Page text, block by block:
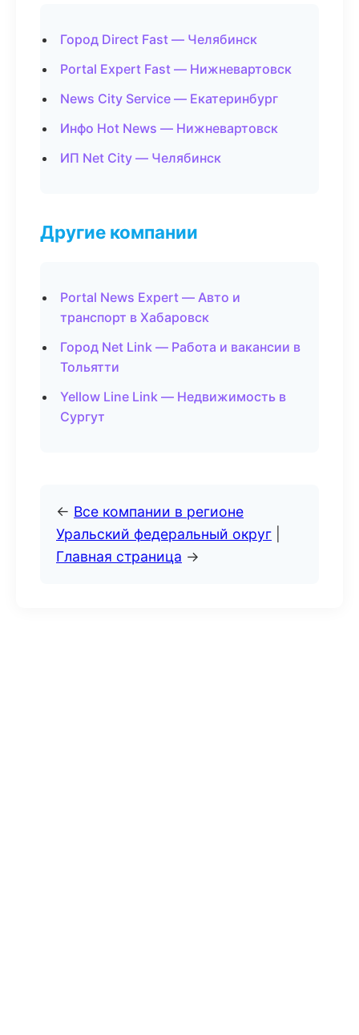
Город Direct Fast — Челябинск
Portal Expert Fast — Нижневартовск
News City Service — Екатеринбург
Инфо Hot News — Нижневартовск
ИП Net City — Челябинск
Другие компании
Portal News Expert — Авто и
транспорт в Хабаровск
Город Net Link — Работа и вакансии в
Тольятти
Yellow Line Link — Недвижимость в
Сургут
← Все компании в регионе
Уральский федеральный округ
Главная страница →